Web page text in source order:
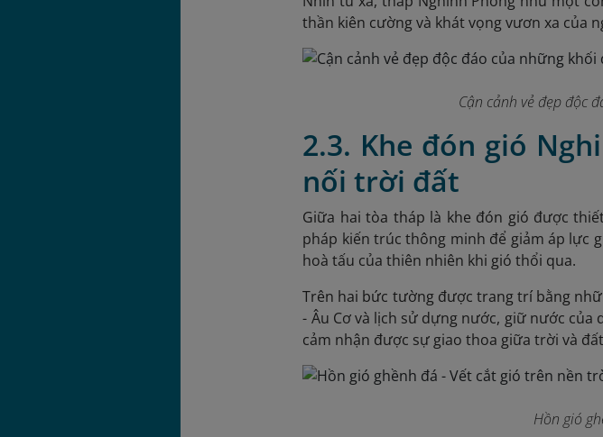
thần kiên cường và khát vọng vươn xa của
Cận cảnh vẻ đẹp độc
2.3. Khe đón gió
nối trời đất
Giữa hai tòa tháp là khe đón gió được
pháp kiến trúc thông minh để giảm áp lực
hoà tấu của thiên nhiên khi gió thổi qua.
Trên hai bức tường được trang trí bằng
- Âu Cơ và lịch sử dựng nước, giữ nước
cảm nhận được sự giao thoa giữa trời và
Hồn gió